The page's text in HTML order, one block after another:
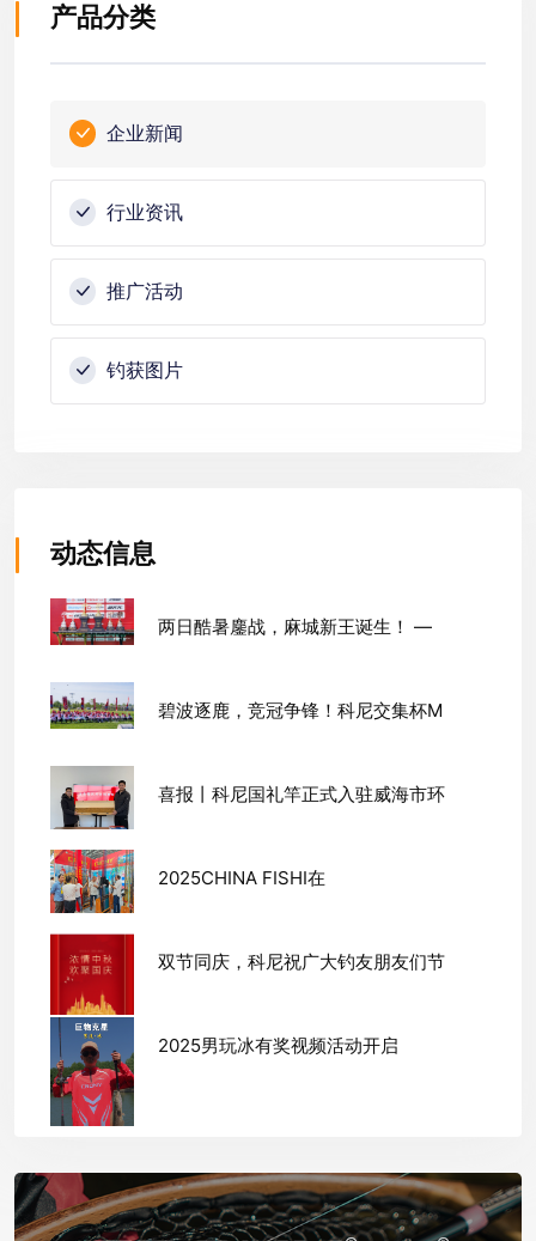
产品分类
企业新闻
行业资讯
推广活动
钓获图片
动态信息
两日酷暑鏖战，麻城新王诞生！ —
碧波逐鹿，竞冠争锋！科尼交集杯M
喜报丨科尼国礼竿正式入驻威海市环
2025CHINA FISHI在
双节同庆，科尼祝广大钓友朋友们节
2025男玩冰有奖视频活动开启